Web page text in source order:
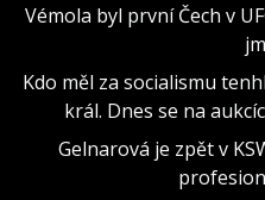
Vémola byl první Čech v
Kdo měl za socialismu
král. Dnes se na
Gelnarová je zpět v